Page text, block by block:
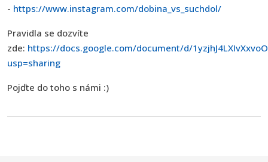
- https://www.instagram.com/dobina_vs_suchdol/
Pravidla se dozvíte
zde: https://docs.google.com/document/d/
usp=sharing
Pojďte do toho s námi :)